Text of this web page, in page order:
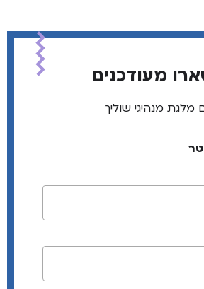
מעודכנים
מלגת מנהיגי שוליך